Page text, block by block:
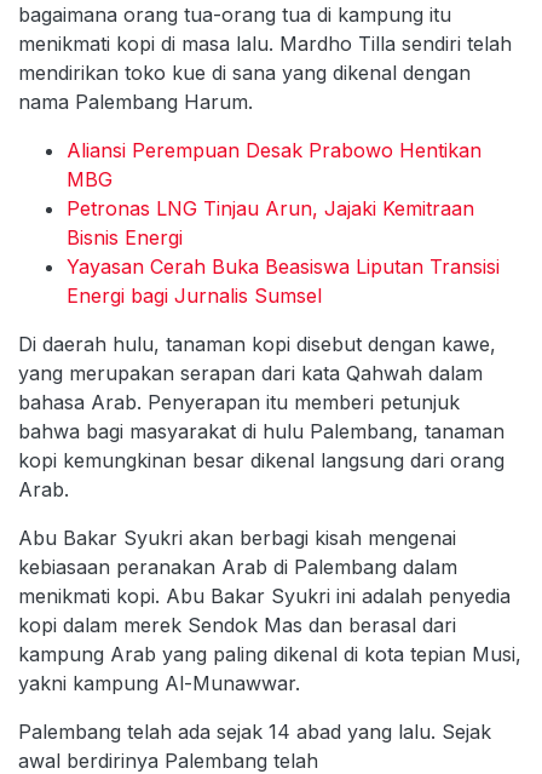
bagaimana orang tua-orang tua di kampung itu
menikmati kopi di masa lalu. Mardho Tilla sendiri telah
mendirikan toko kue di sana yang dikenal dengan
nama Palembang Harum.
Aliansi Perempuan Desak Prabowo Hentikan
MBG
Petronas LNG Tinjau Arun, Jajaki Kemitraan
Bisnis Energi
Yayasan Cerah Buka Beasiswa Liputan Transisi
Energi bagi Jurnalis Sumsel
Di daerah hulu, tanaman kopi disebut dengan kawe,
yang merupakan serapan dari kata Qahwah dalam
bahasa Arab. Penyerapan itu memberi petunjuk
bahwa bagi masyarakat di hulu Palembang, tanaman
kopi kemungkinan besar dikenal langsung dari orang
Arab.
Abu Bakar Syukri akan berbagi kisah mengenai
kebiasaan peranakan Arab di Palembang dalam
menikmati kopi. Abu Bakar Syukri ini adalah penyedia
kopi dalam merek Sendok Mas dan berasal dari
kampung Arab yang paling dikenal di kota tepian Musi,
yakni kampung Al-Munawwar.
Palembang telah ada sejak 14 abad yang lalu. Sejak
awal berdirinya Palembang telah